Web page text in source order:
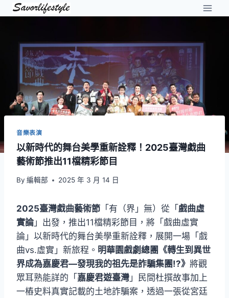
Skip
音樂表演
以新時代的舞台美學重新詮釋！2025臺灣戱曲
藝術節推出11檔精彩節目
By 編輯部 2025 年 3 月 14 日
2025臺灣戱曲藝術節 「有（界」無）從「 戲曲虛
實論」出發，推出11檔精彩節目，將「戲曲虛實
論」以新時代的舞台美學重新詮釋，展開一場「戲
曲vs.虛實」新旅程。 明華園戲劇總團《轉生到異世
界成為嘉慶君—發現我的祖先是詐騙集團!?》 將觀
眾耳熟能詳的「 嘉慶君遊臺灣 」民間杜撰故事加上
一樁史料真實記載的土地詐騙案，透過一張從宮廷